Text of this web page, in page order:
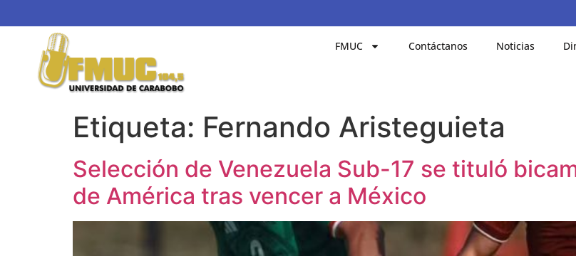
FMUC Contáctanos Noticias
Etiqueta: Fernando Aristeguieta
Selección de Venezuela Sub-17 se tituló
de América tras vencer a México